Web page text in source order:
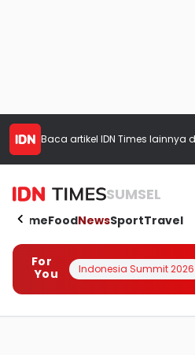
Baca artikel IDN Times lainnya
SUMSEL
HomeFoodNewsSportTravel
For
You
Indonesia Summit 2026